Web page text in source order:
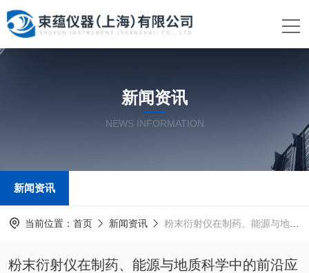
新闻资讯
NEWS INFORMATION
新闻资讯
当前位置： 首页 新闻资讯 粉末衍射仪在制药、能源与地质科学中的前沿应用
粉末衍射仪在制药、能源与地质科学中的前沿应